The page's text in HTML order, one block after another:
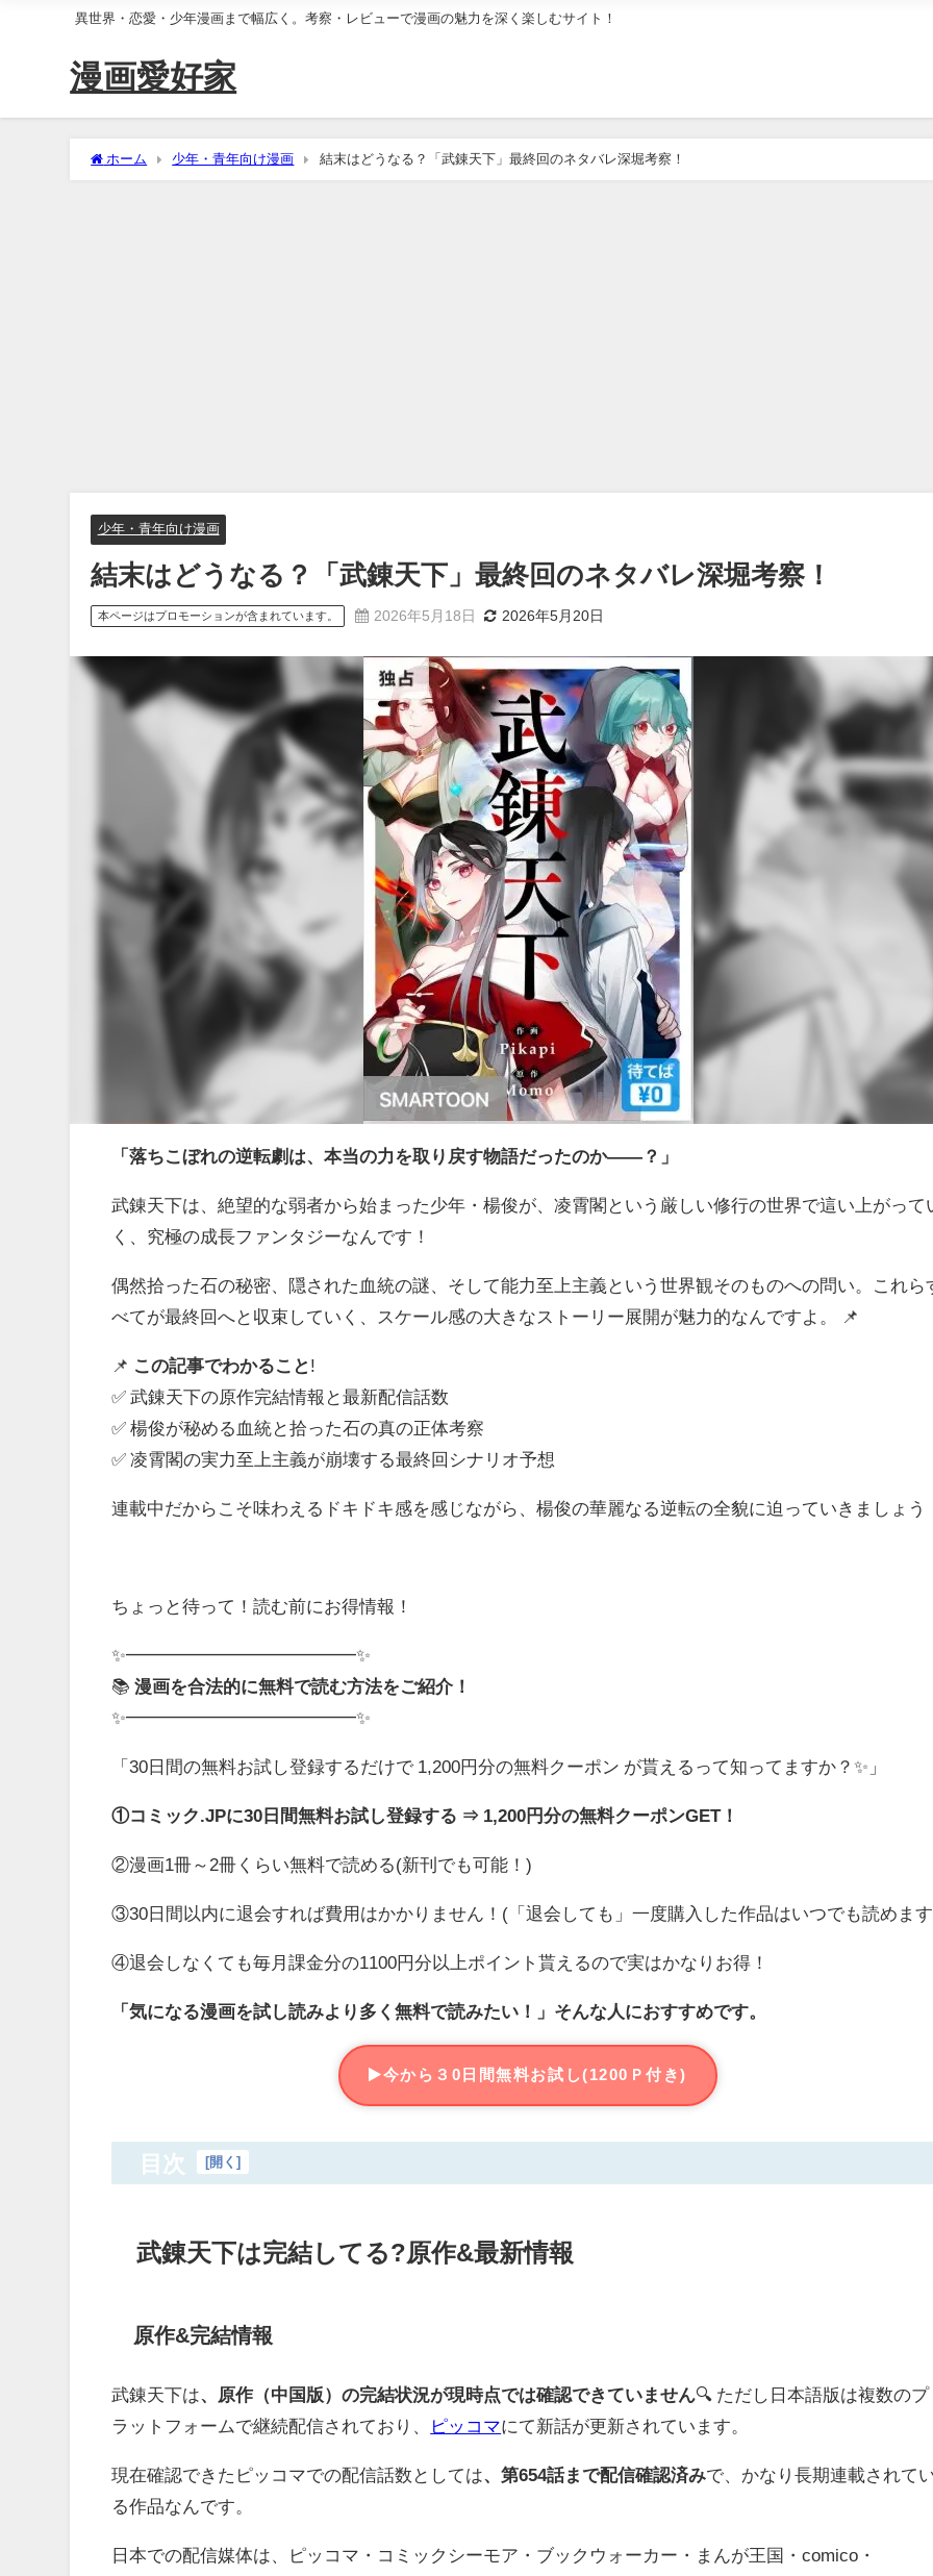
異世界・恋愛・少年漫画まで幅広く。考察・レビューで漫画の魅力を深く楽しむサイト！
漫画愛好家
ホーム 少年・青年向け漫画 結末はどうなる？「武錬天下」最終回のネタバレ深堀考察！
少年・青年向け漫画
結末はどうなる？「武錬天下」最終回のネタバレ深堀考察！
本ページはプロモーションが含まれています。 2026年5月18日 2026年5月20日
「落ちこぼれの逆転劇は、本当の力を取り戻す物語だったのか――？」
武錬天下は、絶望的な弱者から始まった少年・楊俊が、凌霄閣という厳しい修行の世界で這い上がって
く、究極の成長ファンタジーなんです！
偶然拾った石の秘密、隠された血統の謎、そして能力至上主義という世界観そのものへの問い。これら
べてが最終回へと収束していく、スケール感の大きなストーリー展開が魅力的なんですよ。 📌
📌 この記事でわかること !
✅ 武錬天下の原作完結情報と最新配信話数
✅ 楊俊が秘める血統と拾った石の真の正体考察
✅ 凌霄閣の実力至上主義が崩壊する最終回シナリオ予想
連載中だからこそ味わえるドキドキ感を感じながら、楊俊の華麗なる逆転の全貌に迫っていきましょう
ちょっと待って！読む前にお得情報！
✨━━━━━━━━━━━━━✨
📚漫画を合法的に無料で読む方法をご紹介！
✨━━━━━━━━━━━━━✨
「30日間の無料お試し登録するだけで 1,200円分の無料クーポン が貰えるって知ってますか？✨」
①コミック.JPに30日間無料お試し登録する ⇒ 1,200円分の無料クーポンGET！
②漫画1冊～2冊くらい無料で読める(新刊でも可能！)
③30日間以内に退会すれば費用はかかりません！(「退会しても」一度購入した作品はいつでも読めま
④退会しなくても毎月課金分の1100円分以上ポイント貰えるので実はかなりお得！
「気になる漫画を試し読みより多く無料で読みたい！」そんな人におすすめです。
今から３0日間無料お試し(1200Ｐ付き)
目次 [開く]
武錬天下は完結してる?原作&最新情報
原作&完結情報
武錬天下は、原作（中国版）の完結状況が現時点では確認できていません🔍 ただし日本語版は複数のプ
ラットフォームで継続配信されており、
ピッコマにて新話が更新されています。
現在確認できたピッコマでの配信話数としては、第654話まで配信確認済みで、かなり長期連載されて
る作品なんです。
日本での配信媒体は、ピッコマ・コミックシーモア・ブックウォーカー・まんが王国・comico・